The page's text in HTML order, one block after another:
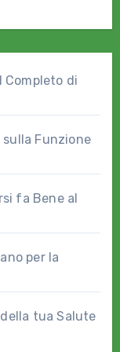
Completo di
Funzione
fa Bene al
per la
tua Salute